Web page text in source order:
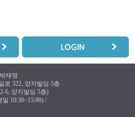
재명
로 322, 양지빌딩 5층
6, 양지빌딩 5층)
10:30~15:00) /